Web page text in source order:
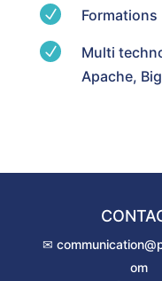
N Formations
N
Multi
Apache,
✉
om